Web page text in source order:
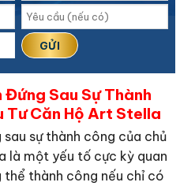
Đứng Sau Sự Thành
Tư Căn Hộ Art Stella
sau sự thành công của chủ
là một yếu tố cực kỳ quan
thể thành công nếu chỉ có